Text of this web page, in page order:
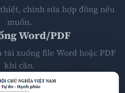
chỉnh sửa hợp đồng nếu
muốn.
Word/PDF
tải xuống file Word hoặc PDF
khi cần.